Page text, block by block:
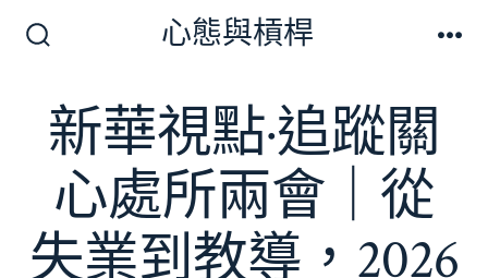
切
換
開
心態與槓桿
新華視點·追蹤關
心處所兩會｜從
失業到教導，2026